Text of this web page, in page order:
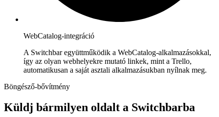
WebCatalog-integráció
A Switchbar együttműködik a WebCatalog-alkalmazásokkal,
így az olyan webhelyekre mutató linkek, mint a Trello,
automatikusan a saját asztali alkalmazásukban nyílnak meg.
Böngésző-bővítmény
Küldj bármilyen oldalt a Switchbarba